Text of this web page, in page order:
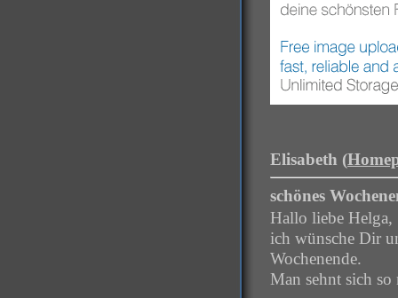
Elisabeth (
schönes
Hallo liebe Helga,
ich wünsche Dir
Wochenende.
Man sehnt sich